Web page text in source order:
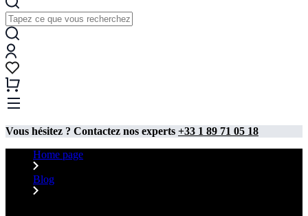
Vous hésitez ? Contactez nos experts +33 1 89 71 05 18
Home page
Blog